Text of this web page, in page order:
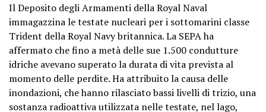
Il Deposito degli Armamenti della Royal Naval
immagazzina le testate nucleari per i sottomarini classe
Trident della Royal Navy britannica. La SEPA ha
affermato che fino a metà delle sue 1.500 condutture
idriche avevano superato la durata di vita prevista al
momento delle perdite. Ha attribuito la causa delle
inondazioni, che hanno rilasciato bassi livelli di trizio, una
sostanza radioattiva utilizzata nelle testate, nel lago,